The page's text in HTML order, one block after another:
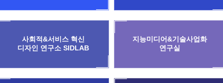
사회적&서비스 혁신
디자인 연구소 SIDLAB
지능미디어&기술사업화
연구실